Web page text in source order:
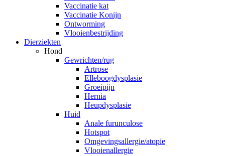
Vaccinatie kat
Vaccinatie Konijn
Ontworming
Vlooienbestrijding
Dierziekten
Hond
Gewrichten/rug
Artrose
Elleboogdysplasie
Groeipijn
Hernia
Heupdysplasie
Huid
Anale furunculose
Hotspot
Omgevingsallergie/atopie
Vlooienallergie